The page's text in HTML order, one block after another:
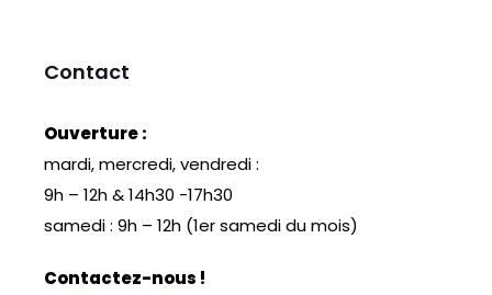
Contact
Ouverture :
mardi, mercredi, vendredi :
9h – 12h & 14h30 -17h30
samedi : 9h – 12h (1er samedi du mois)
Contactez-nous !